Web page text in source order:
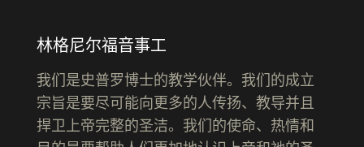
林格尼尔福音事工
我们是史普罗博士的教学伙伴。我们的成立
宗旨是要尽可能向更多的人传扬、教导并且
捍卫上帝完整的圣洁。我们的使命、热情和